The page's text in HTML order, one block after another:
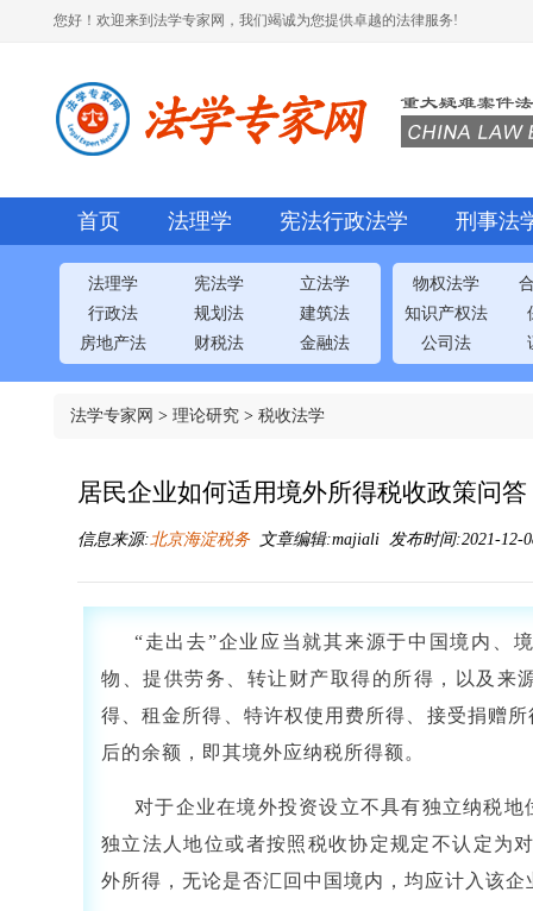
您好！欢迎来到法学专家网，我们竭诚为您提供卓越的法律服务!
首页 法理学 宪法行政法学 刑事法
法理学 宪法学
立法学
行政法
规划法
建筑法
房地产法
财税法 金融法
物权法学
知识产权法
公司法
法学专家网 > 理论研究 > 税收法学
居民企业如何适用境外所得税收政策问答
信息来源:北京海淀税务文章编辑:majiali 发布时间:2021-12-
“走出去”企业应当就其来源于中国境内、
物、提供劳务、转让财产取得的所得，以及来
得、租金所得、特许权使用费所得、接受捐赠
后的余额，即其境外应纳税所得额。
对于企业在境外投资设立不具有独立纳税
独立法人地位或者按照税收协定规定不认定为
外所得，无论是否汇回中国境内，均应计入该